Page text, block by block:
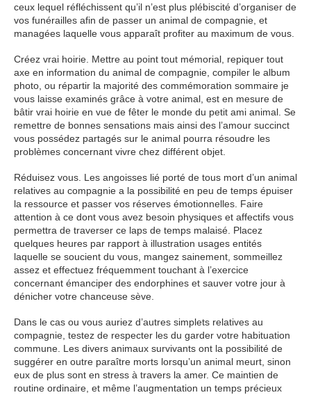
ceux lequel réfléchissent qu’il n’est plus plébiscité d’organiser de
vos funérailles afin de passer un animal de compagnie, et
managées laquelle vous apparaît profiter au maximum de vous.
Créez vrai hoirie. Mettre au point tout mémorial, repiquer tout
axe en information du animal de compagnie, compiler le album
photo, ou répartir la majorité des commémoration sommaire je
vous laisse examinés grâce à votre animal, est en mesure de
bâtir vrai hoirie en vue de fêter le monde du petit ami animal. Se
remettre de bonnes sensations mais ainsi des l’amour succinct
vous possédez partagés sur le animal pourra résoudre les
problèmes concernant vivre chez différent objet.
Réduisez vous. Les angoisses lié porté de tous mort d’un animal
relatives au compagnie a la possibilité en peu de temps épuiser
la ressource et passer vos réserves émotionnelles. Faire
attention à ce dont vous avez besoin physiques et affectifs vous
permettra de traverser ce laps de temps malaisé. Placez
quelques heures par rapport à illustration usages entités
laquelle se soucient du vous, mangez sainement, sommeillez
assez et effectuez fréquemment touchant à l’exercice
concernant émanciper des endorphines et sauver votre jour à
dénicher votre chanceuse sève.
Dans le cas ou vous auriez d’autres simplets relatives au
compagnie, testez de respecter les du garder votre habituation
commune. Les divers animaux survivants ont la possibilité de
suggérer en outre paraître morts lorsqu’un animal meurt, sinon
eux de plus sont en stress à travers la amer. Ce maintien de
routine ordinaire, et même l’augmentation un temps précieux